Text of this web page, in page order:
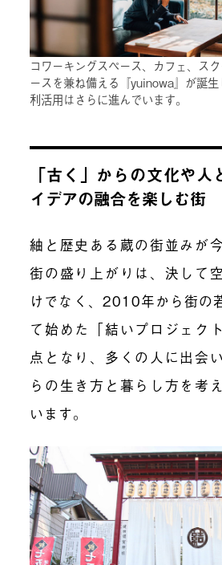
コワーキングスペース、カフェ、ス
ースを兼ね備える『yuinowa』が誕
利活用はさらに進んでいます。
「古く」からの文化や
イデアの融合を楽しむ街
紬と歴史ある蔵の街並みが
街の盛り上がりは、決して
けでなく、2010年から街の
て始めた「結いプロジェク
点となり、多くの人に出会
らの生き方と暮らし方を考
います。